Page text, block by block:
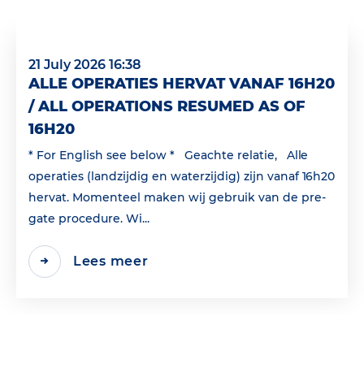
21 July 2026 16:38
ALLE OPERATIES HERVAT VANAF 16H20
/ ALL OPERATIONS RESUMED AS OF
16H20
* For English see below * Geachte relatie, Alle
operaties (landzijdig en waterzijdig) zijn vanaf 16h20
hervat. Momenteel maken wij gebruik van de pre-
gate procedure. Wi...
Lees meer